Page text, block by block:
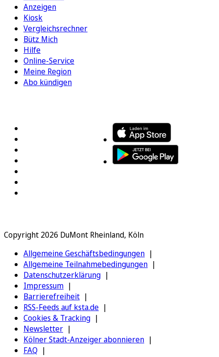
Anzeigen
Kiosk
Vergleichsrechner
Bütz Mich
Hilfe
Online-Service
Meine Region
Abo kündigen
Copyright 2026 DuMont Rheinland, Köln
Allgemeine Geschäftsbedingungen
Allgemeine Teilnahmebedingungen
Datenschutzerklärung
Impressum
Barrierefreiheit
RSS-Feeds auf ksta.de
Cookies & Tracking
Newsletter
Kölner Stadt-Anzeiger abonnieren
FAQ